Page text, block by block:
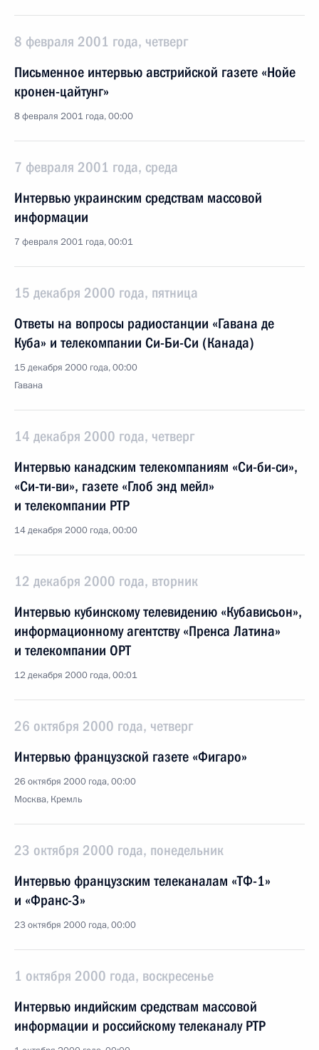
8 февраля 2001 года, четверг
Письменное интервью австрийской газете «Нойе
кронен-цайтунг»
8 февраля 2001 года, 00:00
7 февраля 2001 года, среда
Интервью украинским средствам массовой
информации
7 февраля 2001 года, 00:01
15 декабря 2000 года, пятница
Ответы на вопросы радиостанции «Гавана де
Куба» и телекомпании Си-Би-Си (Канада)
15 декабря 2000 года, 00:00
Гавана
14 декабря 2000 года, четверг
Интервью канадским телекомпаниям «Си-би-си»,
«Си-ти-ви», газете «Глоб энд мейл»
и телекомпании РТР
14 декабря 2000 года, 00:00
12 декабря 2000 года, вторник
Интервью кубинскому телевидению «Кубависьон»,
информационному агентству «Пренса Латина»
и телекомпании ОРТ
12 декабря 2000 года, 00:01
26 октября 2000 года, четверг
Интервью французской газете «Фигаро»
26 октября 2000 года, 00:00
Москва, Кремль
23 октября 2000 года, понедельник
Интервью французским телеканалам «ТФ-1»
и «Франс-3»
23 октября 2000 года, 00:00
1 октября 2000 года, воскресенье
Интервью индийским средствам массовой
информации и российскому телеканалу РТР